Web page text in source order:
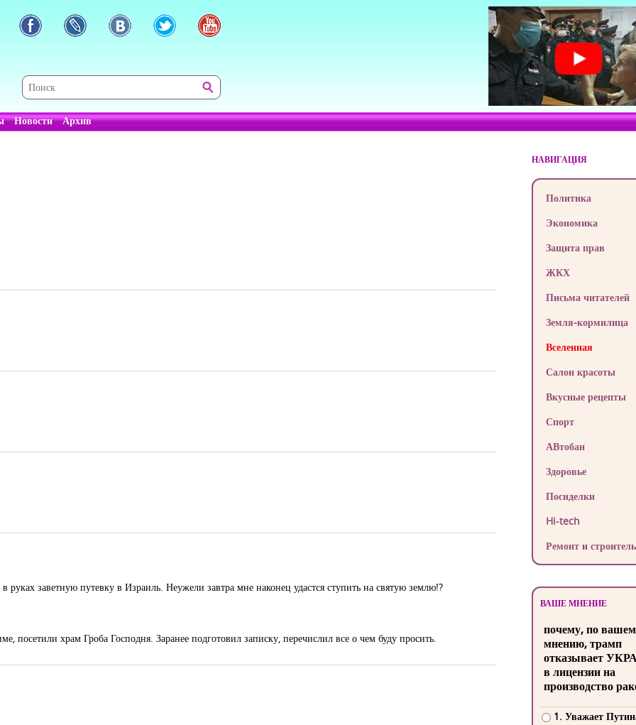
Новости Архив
заветную путевку в Израиль. Неужели завтра мне наконец удастся ступить на святую землю!?
храм Гроба Господня. Заранее подготовил записку, перечислил все о чем буду просить.
НАВИГАЦИЯ
Политика
Экономика
Защита прав
ЖКХ
Письма читателей
Земля-кормилица
Вселенная
Салон красоты
Вкусные рецепты
Спорт
АВтобан
Здоровье
Посиделки
Hi-tech
Ремонт и
ВАШЕ МНЕНИЕ
почему, по
мнению, трамп
отказывает
в лицензии на
производство
1. Уважает